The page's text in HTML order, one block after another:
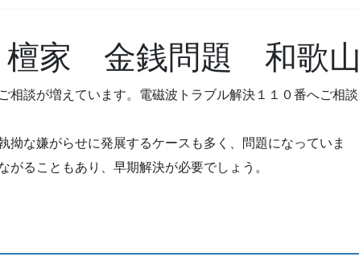
家 金銭問題 和歌山
相談が増えています。電磁波トラブル解決１１０番へご相談
拗な嫌がらせに発展するケースも多く、問題になっていま
ることもあり、早期解決が必要でしょう。